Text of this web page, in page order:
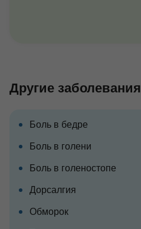
Другие заболевания
Боль в бедре
Боль в голени
Боль в голеностопе
Дорсалгия
Обморок